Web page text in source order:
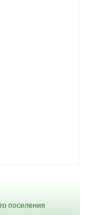
поселения